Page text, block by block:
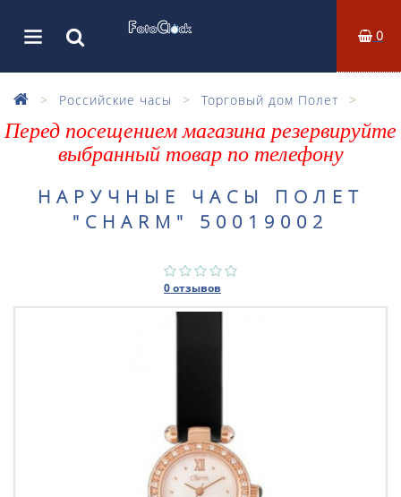
0
Российские часы Торговый дом Полет
Перед посещением магазина резервируйте
выбранный товар по телефону
НАРУЧНЫЕ ЧАСЫ ПОЛЕТ
"CHARM" 50019002
0 отзывов